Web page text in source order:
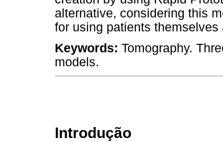
alternative, considering this
for using patients themselves
Keywords: Tomography.
models.
Introdução